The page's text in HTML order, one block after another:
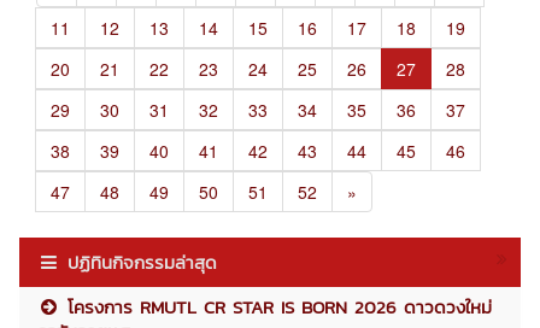
11
12 13 14 15 16 17 18
19
20
21 22 23 24 25 26 27
28
29
30 31 32 33 34 35 36
37
38
39 40 41 42 43 44 45
46
47
48 49 50 51 52 »
ปฏิทินกิจกรรมล่าสุด
โครงการ RMUTL CR STAR IS BORN 2026 ดาวดวงใหม่